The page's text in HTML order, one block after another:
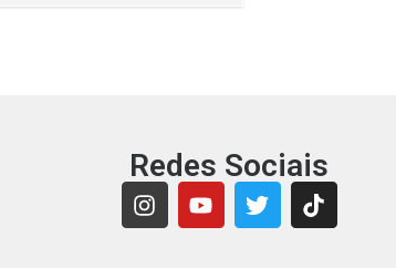
Redes Sociais